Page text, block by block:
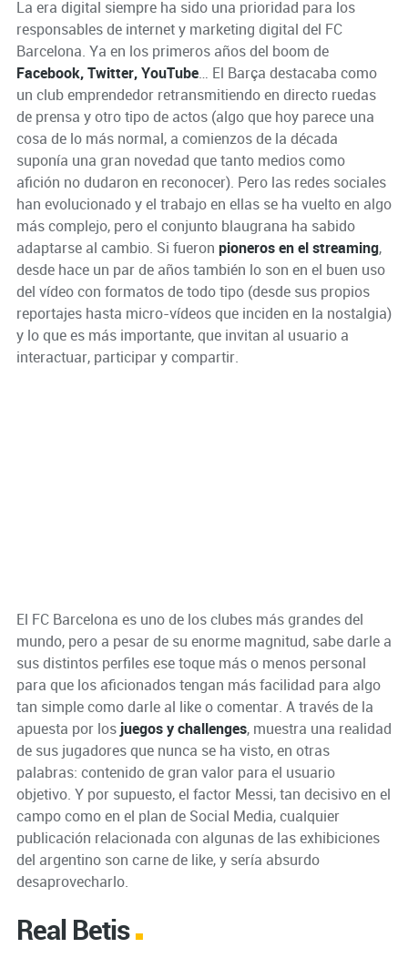
La era digital siempre ha sido una prioridad para los
responsables de internet y marketing digital del FC
Barcelona. Ya en los primeros años del boom de
Facebook, Twitter, YouTube… El Barça destacaba como
un club emprendedor retransmitiendo en directo ruedas
de prensa y otro tipo de actos (algo que hoy parece una
cosa de lo más normal, a comienzos de la década
suponía una gran novedad que tanto medios como
afición no dudaron en reconocer). Pero las redes sociales
han evolucionado y el trabajo en ellas se ha vuelto en algo
más complejo, pero el conjunto blaugrana ha sabido
adaptarse al cambio. Si fueron pioneros en el streaming,
desde hace un par de años también lo son en el buen uso
del vídeo con formatos de todo tipo (desde sus propios
reportajes hasta micro-vídeos que inciden en la nostalgia)
y lo que es más importante, que invitan al usuario a
interactuar, participar y compartir.
El FC Barcelona es uno de los clubes más grandes del
mundo, pero a pesar de su enorme magnitud, sabe darle a
sus distintos perfiles ese toque más o menos personal
para que los aficionados tengan más facilidad para algo
tan simple como darle al like o comentar. A través de la
apuesta por los juegos y challenges, muestra una realidad
de sus jugadores que nunca se ha visto, en otras
palabras: contenido de gran valor para el usuario
objetivo. Y por supuesto, el factor Messi, tan decisivo en el
campo como en el plan de Social Media, cualquier
publicación relacionada con algunas de las exhibiciones
del argentino son carne de like, y sería absurdo
desaprovecharlo.
Real Betis